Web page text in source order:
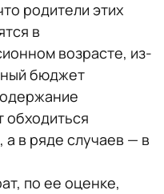
родители этих
в
возрасте, из-
бюджет
в ряде случаев — в
по ее оценке,